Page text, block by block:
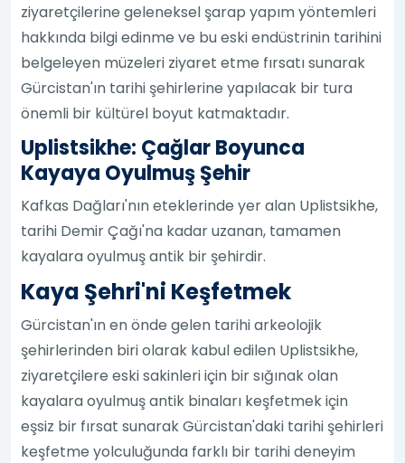
ziyaretçilerine geleneksel şarap yapım yöntemleri
hakkında bilgi edinme ve bu eski endüstrinin tarihini
belgeleyen müzeleri ziyaret etme fırsatı sunarak
Gürcistan'ın tarihi şehirlerine yapılacak bir tura
önemli bir kültürel boyut katmaktadır.
Uplistsikhe: Çağlar Boyunca
Kayaya Oyulmuş Şehir
Kafkas Dağları'nın eteklerinde yer alan Uplistsikhe,
tarihi Demir Çağı'na kadar uzanan, tamamen
kayalara oyulmuş antik bir şehirdir.
Kaya Şehri'ni Keşfetmek
Gürcistan'ın en önde gelen tarihi arkeolojik
şehirlerinden biri olarak kabul edilen Uplistsikhe,
ziyaretçilere eski sakinleri için bir sığınak olan
kayalara oyulmuş antik binaları keşfetmek için
eşsiz bir fırsat sunarak Gürcistan'daki tarihi şehirleri
keşfetme yolculuğunda farklı bir tarihi deneyim